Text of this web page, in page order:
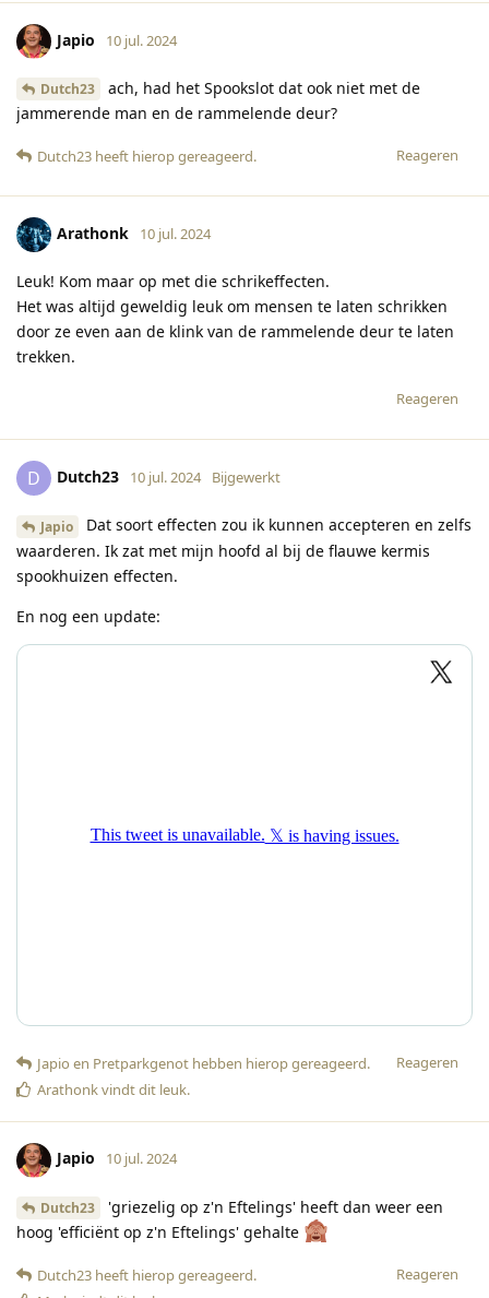
Japio 10 jul. 2024
Dutch23
ach, had het Spookslot dat ook niet met de
jammerende man en de rammelende deur?
Reageren
Dutch23 heeft hierop gereageerd.
Arathonk 10 jul. 2024
Leuk! Kom maar op met die schrikeffecten.
Het was altijd geweldig leuk om mensen te laten schrikken
door ze even aan de klink van de rammelende deur te laten
trekken.
Reageren
D Dutch23 10 jul. 2024 Bijgewerkt
Japio
Dat soort effecten zou ik kunnen accepteren en zelfs
waarderen. Ik zat met mijn hoofd al bij de flauwe kermis
spookhuizen effecten.
En nog een update:
Reageren
Japio en Pretparkgenot hebben hierop gereageerd.
Arathonkvindt dit leuk.
Japio 10 jul. 2024
Dutch23
'griezelig op z'n Eftelings' heeft dan weer een
hoog 'efficiënt op z'n Eftelings' gehalte
Reageren
Dutch23 heeft hierop gereageerd.